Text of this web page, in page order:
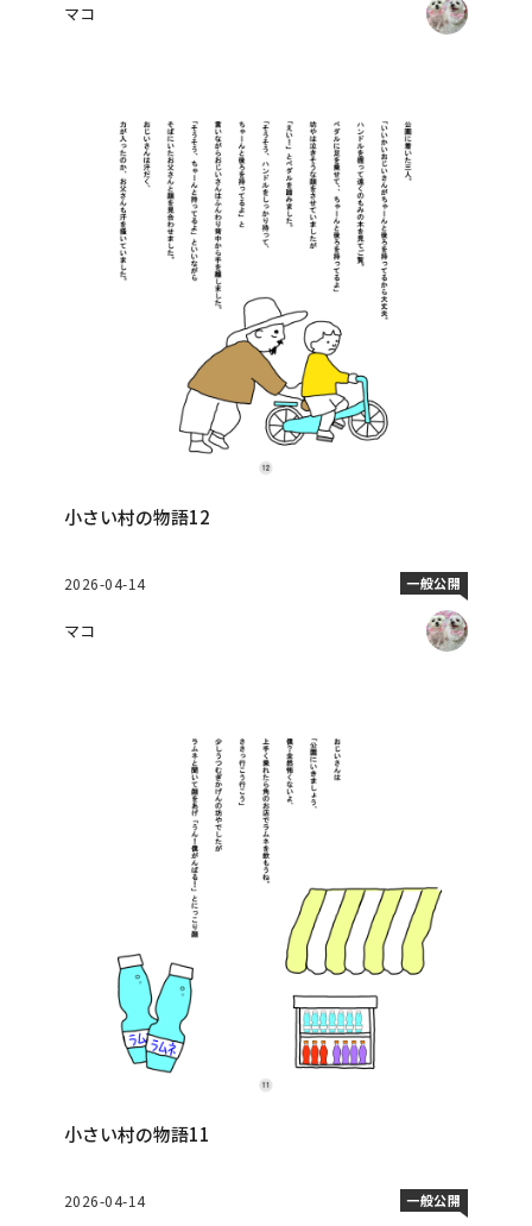
マコ
小さい村の物語12
2026-04-14 一般公開
マコ
小さい村の物語11
2026-04-14 一般公開